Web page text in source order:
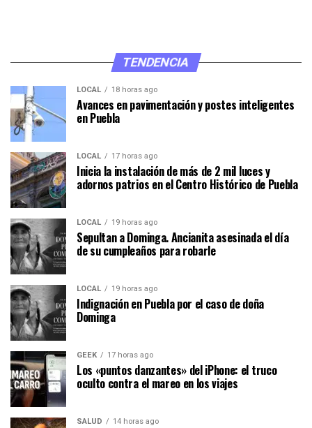
TENDENCIA
LOCAL 18 horas ago
Avances en pavimentación y postes inteligentes
en Puebla
LOCAL 17 horas ago
Inicia la instalación de más de 2 mil luces y
adornos patrios en el Centro Histórico de Puebla
LOCAL 19 horas ago
Sepultan a Dominga. Ancianita asesinada el día
de su cumpleaños para robarle
LOCAL 19 horas ago
Indignación en Puebla por el caso de doña
Dominga
GEEK 17 horas ago
Los «puntos danzantes» del iPhone: el truco
oculto contra el mareo en los viajes
SALUD 14 horas ago